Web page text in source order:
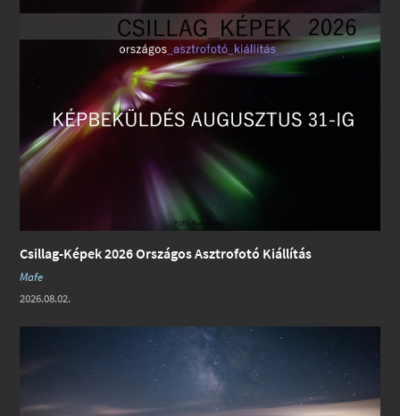
Csillag-Képek 2026 Országos Asztrofotó Kiállítás
Mafe
2026.08.02.